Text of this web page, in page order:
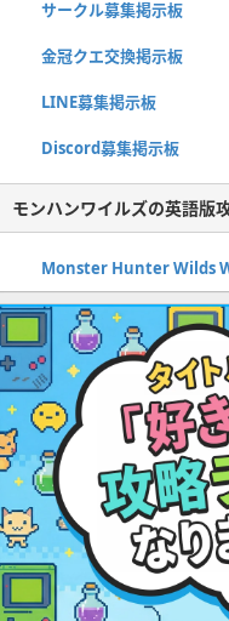
サークル募集掲示板
金冠クエ交換掲示板
LINE募集掲示板
Discord募集掲示板
モンハンワイルズの英語版
Monster Hunter Wilds